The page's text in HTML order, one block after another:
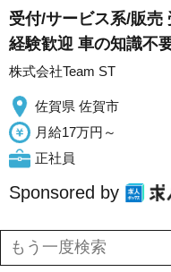
受付/サービス系/販売
経験歓迎 車の知識不
株式会社Team ST
佐賀県 佐賀市
月給17万円～
正社員
Sponsored by